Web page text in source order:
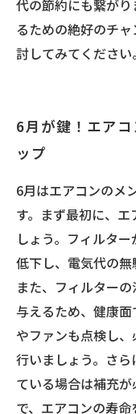
代の節約にも繋が
るための絶好のチ
討してみてください。
6月が鍵！エア
ップ
6月はエアコンのメ
す。まず最初に、
しょう。フィルタ
低下し、電気代の無
また、フィルター
与えるため、健康
やファンも点検し
行いましょう。さ
ている場合は補充
で、エアコンの寿命